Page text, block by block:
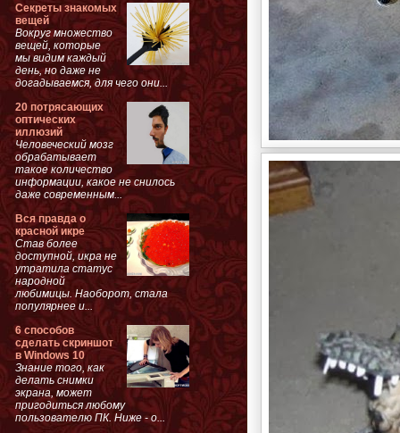
Секреты знакомых
вещей
Вокруг множество
вещей, которые
мы видим каждый
день, но даже не
догадываемся, для чего они...
20 потрясающих
оптических
иллюзий
Человеческий мозг
обрабатывает
такое количество
информации, какое не снилось
даже современным...
Вся правда о
красной икре
Став более
доступной, икра не
утратила статус
народной
любимицы. Наоборот, стала
популярнее и...
6 способов
сделать скриншот
в Windows 10
Знание того, как
делать снимки
экрана, может
пригодиться любому
пользователю ПК. Ниже - о...